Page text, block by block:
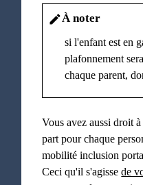
editÀ noter
si l'enfant est en
plafonnement
chaque parent,
Vous avez aussi droit
part pour chaque
mobilité inclusion
Ceci qu'il s'agissede